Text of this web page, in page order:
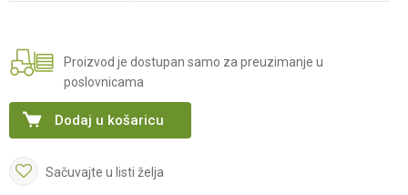
Proizvod je dostupan samo za preuzimanje u
poslovnicama
Dodaj u košaricu
Sačuvajte u listi želja